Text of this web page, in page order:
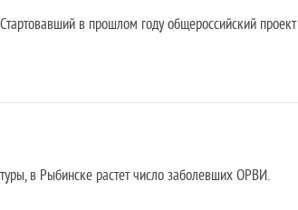
в прошлом году общероссийский проект
в Рыбинске растет число заболевших ОРВИ.